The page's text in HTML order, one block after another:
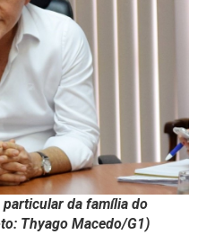
da família do
Thyago Macedo/G1)